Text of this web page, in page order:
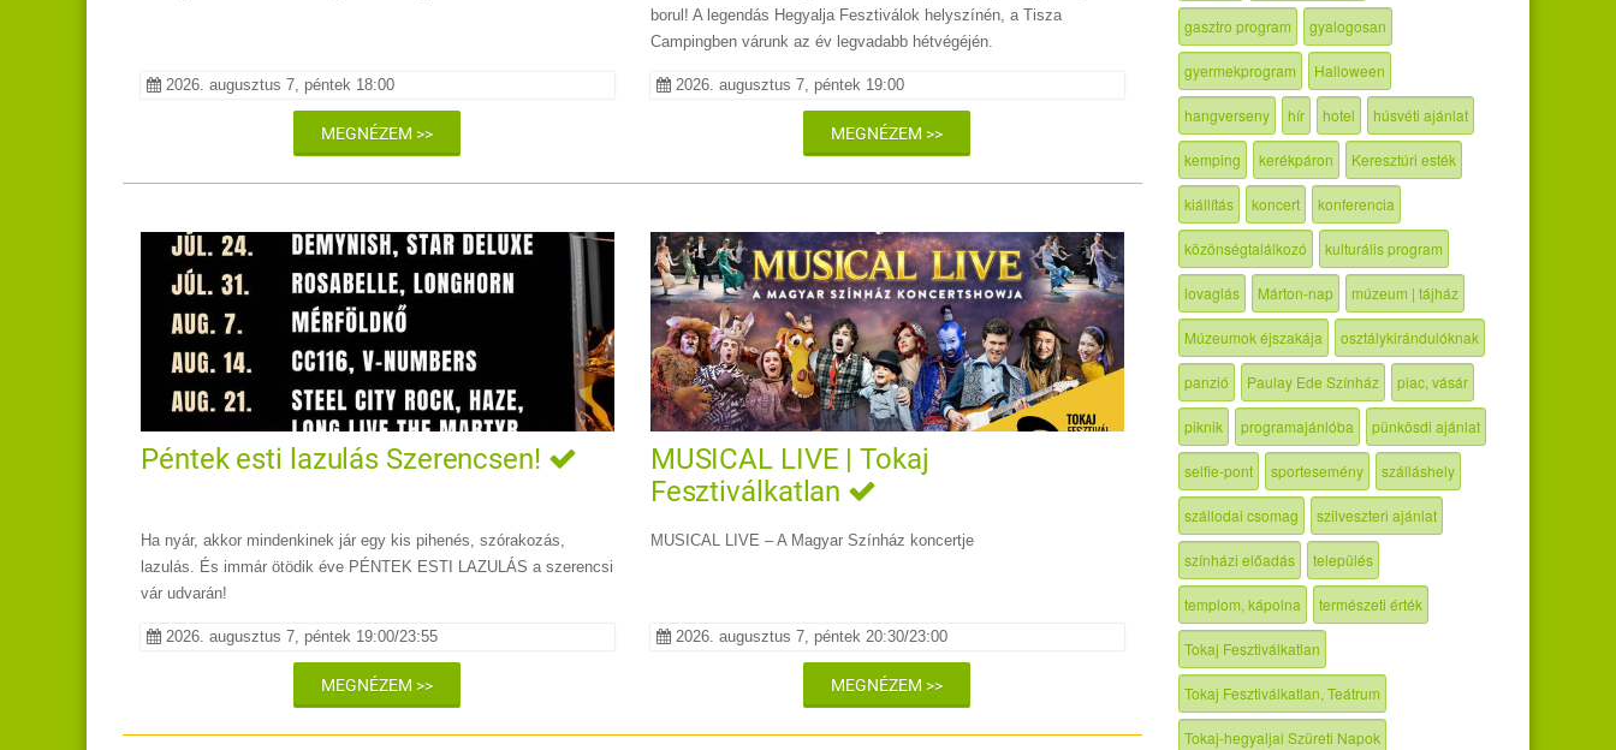
2026. augusztus 7, péntek 18:00
MEGNÉZEM >>
borul! A legendás Hegyalja Fesztiválok helyszínén, a Tisza
Campingben várunk az év legvadabb hétvégéjén.
2026. augusztus 7, péntek 19:00
MEGNÉZEM >>
Péntek esti lazulás Szerencsen!
Ha nyár, akkor mindenkinek jár egy kis pihenés, szórakozás,
lazulás. És immár ötödik éve PÉNTEK ESTI LAZULÁS a szerencsi
vár udvarán!
2026. augusztus 7, péntek 19:00/23:55
MEGNÉZEM >>
MUSICAL LIVE | Tokaj
Fesztiválkatlan
MUSICAL LIVE – A Magyar Színház koncertje
2026. augusztus 7, péntek 20:30/23:00
MEGNÉZEM >>
gasztro program gyalogosan
gyermekprogram Halloween
hangverseny hír hotel húsvéti ajánlat
kemping kerékpáron Keresztúri esték
kiállítás koncert konferencia
közönségtalálkozó kulturális program
lovaglás Márton-nap múzeum | tájház
Múzeumok éjszakája osztálykirándulóknak
panzió Paulay Ede Színház piac, vásár
piknik programajánlóba pünkösdi ajánlat
selfie-pont sportesemény szálláshely
szállodai csomag szilveszteri ajánlat
színházi előadás település
templom, kápolna természeti érték
Tokaj Fesztiválkatlan
Tokaj Fesztiválkatlan, Teátrum
Tokaj-hegyaljai Szüreti Napok